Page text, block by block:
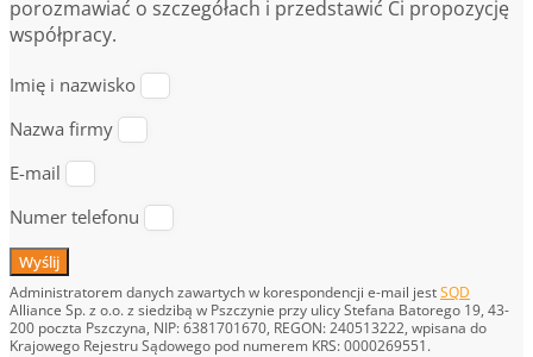
porozmawiać o szczegółach i przedstawić Ci propozycję
współpracy.
Imię i nazwisko
Nazwa firmy
E-mail
Numer telefonu
Wyślij
Administratorem danych zawartych w korespondencji e-mail jestSQD
Alliance Sp. z o.o. z siedzibą w Pszczynie przy ulicy Stefana Batorego 19, 43-
200 poczta Pszczyna, NIP: 6381701670, REGON: 240513222, wpisana do
Krajowego Rejestru Sądowego pod numerem KRS: 0000269551.